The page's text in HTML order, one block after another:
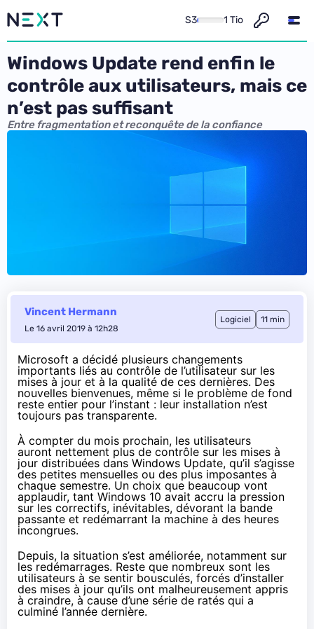
S3 1 Tio
Windows Update rend enfin le
contrôle aux utilisateurs, mais ce
n’est pas suffisant
Entre fragmentation et reconquête de la confiance
Vincent Hermann
Le 16 avril 2019 à 12h28
Logiciel 11 min
Microsoft a décidé plusieurs changements
importants liés au contrôle de l’utilisateur sur les
mises à jour et à la qualité de ces dernières. Des
nouvelles bienvenues, même si le problème de fond
reste entier pour l’instant : leur installation n’est
toujours pas transparente.
À compter du mois prochain, les utilisateurs
aurontnettement plus de contrôle sur les mises à
jour distribuées dans Windows Update, qu’il s’agisse
des petites mensuelles ou des plus imposantes à
chaque semestre. Un choix que beaucoup vont
applaudir, tant Windows 10 avait accru la pression
sur les correctifs, inévitables, dévorant la bande
passante et redémarrant la machine à des heures
incongrues.
Depuis, la situation s’est améliorée, notamment sur
les redémarrages. Reste que nombreux sont les
utilisateurs à se sentir bousculés, forcés d’installer
des mises à jour qu’ils ont malheureusement appris
à craindre, à cause d’une série de ratés qui a
culminé l’année dernière.